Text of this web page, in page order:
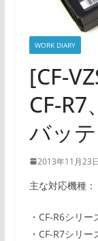
WORK DIARY
[CF-
CF-
バッ
2013年11月23日
主な対応機種：
・CF-R6シリ
・CF-R7シリ